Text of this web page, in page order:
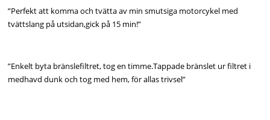
”Perfekt att komma och tvätta av min smutsiga motorcykel med
tvättslang på utsidan,gick på 15 min!”
”Enkelt byta bränslefiltret, tog en timme.Tappade bränslet ur filtret i
medhavd dunk och tog med hem, för allas trivsel”